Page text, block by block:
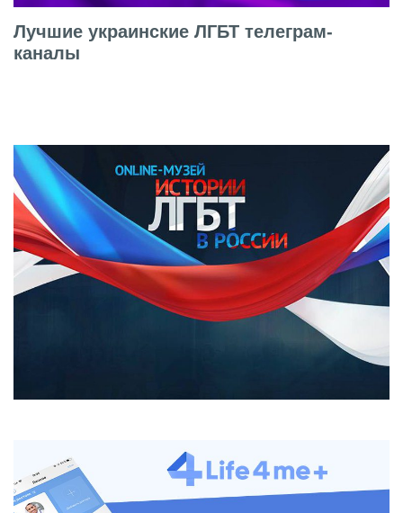
Лучшие украинские ЛГБТ телеграм-
каналы